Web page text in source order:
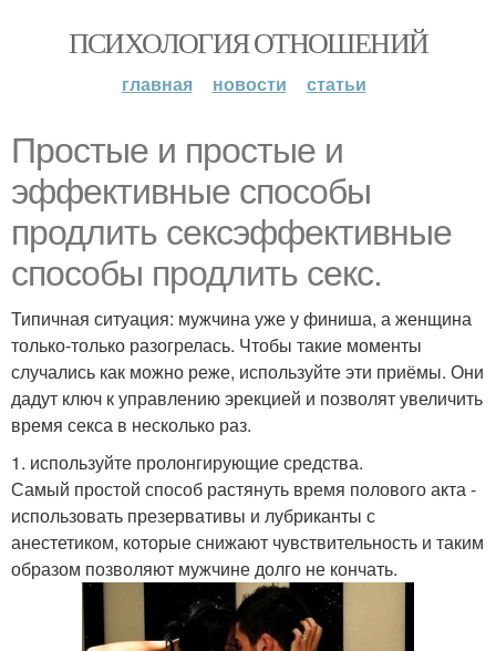
ПСИХОЛОГИЯ ОТНОШЕНИЙ
главная новости статьи
Простые и простые и
эффективные способы
продлить сексэффективные
способы продлить секс.
Типичная ситуация: мужчина уже у финиша, а женщина
только-только разогрелась. Чтобы такие моменты
случались как можно реже, используйте эти приёмы. Они
дадут ключ к управлению эрекцией и позволят увеличить
время секса в несколько раз.
1. используйте пролонгирующие средства.
Самый простой способ растянуть время полового акта -
использовать презервативы и лубриканты с
анестетиком, которые снижают чувствительность и таким
образом позволяют мужчине долго не кончать.